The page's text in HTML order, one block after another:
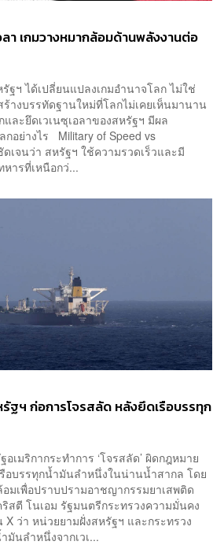
า เกมวางหมากล้อมด้านพลังงานต่อ
ฐฯ ได้เปลี่ยนแปลงเกมอำนาจโลก ไม่ใช่
างบรรทัดฐานใหม่ที่โลกไม่เคยเห็นมานาน
ละยึดเวเนซุเอลาของสหรัฐฯ มีผล
กอย่างไร Military of Speed vs
เจนว่า สหรัฐฯ ใช้ความรวดเร็วและมี
ารที่เหนือกว่...
รัฐฯ ก่อการโจรสลัด หลังยึดเรือบรรทุก
เมริกากระทำการ ‘โจรสลัด’ ผิดกฎหมาย
รือบรรทุกน้ำมันลำหนึ่งในน่านน้ำสากล โดย
มเพื่อปราบปรามอาชญากรรมยาเสพติด
สตี โนเอม รัฐมนตรีกระทรวงความมั่นคง
ว่า หน่วยยามฝั่งสหรัฐฯ และกระทรวง
มันลำหนึ่งจากเวเ...